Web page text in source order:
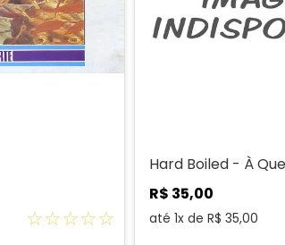
☆☆☆☆☆
Hard Boiled - À
R$ 35,00
até 1x de R$ 35,00